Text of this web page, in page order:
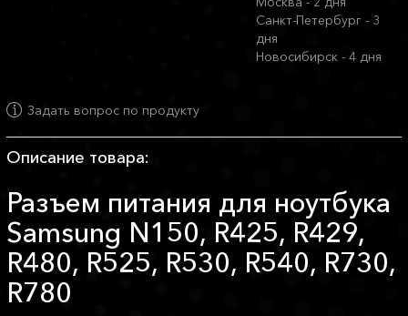
Санкт-Петербург - 3
дня
Новосибирск - 4 дня
Задать вопрос по продукту
Описание товара:
Разъем питания для ноутбука
Samsung N150, R425, R429,
R480, R525, R530, R540, R730,
R780